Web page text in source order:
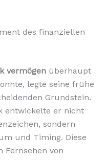
des finanziellen
vermögenüberhaupt
legte seine frühe
Grundstein.
entwickelte er nicht
sondern
und Timing. Diese
Fernsehen von